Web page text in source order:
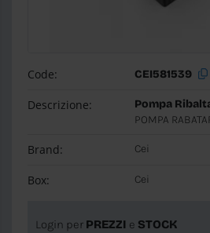
Code: CEI581539
Descrizione:
Pompa
POMPA
Brand: Cei
Box: Cei
Login per PREZZI e STOCK